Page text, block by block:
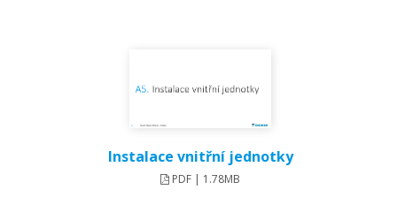
Instalace vnitřní jednotky
PDF | 1.78MB